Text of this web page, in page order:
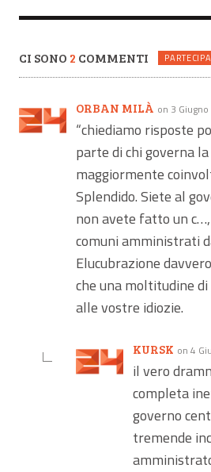
CI SONO 2 COMMENTI
ORBAN MILÀ on 3
“chiediamo risposte
parte di chi governa
maggiormente
Splendido. Siete al
non avete fatto un
comuni amministrati
Elucubrazione
che una moltitudine
alle vostre idiozie.
KURSK on 4
il vero
completa
governo
tremende